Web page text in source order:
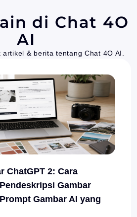
di Chat 4O
AI
& berita tentang Chat 4O AI.
ChatGPT 2: Cara
Gambar
Gambar AI yang